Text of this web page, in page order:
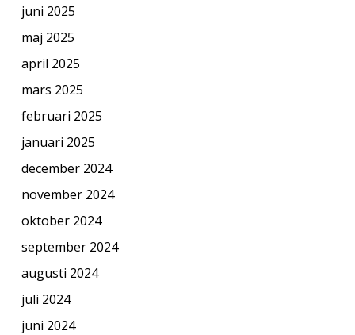
juni 2025
maj 2025
april 2025
mars 2025
februari 2025
januari 2025
december 2024
november 2024
oktober 2024
september 2024
augusti 2024
juli 2024
juni 2024